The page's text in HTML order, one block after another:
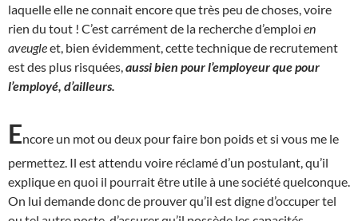
laquelle elle ne connait encore que très peu de choses, voire
rien du tout ! C’est carrément de la recherche d’emploi en
aveugleet, bien évidemment, cette technique de recrutement
est des plus risquées, aussi bien pour l’employeur que pour
l’employé, d’ailleurs.
Encore un mot ou deux pour faire bon poids et si vous me le
permettez. Il est attendu voire réclamé d’un postulant, qu’il
explique en quoi il pourrait être utile à une société quelconque.
On lui demande donc de prouver qu’il est digne d’occuper tel